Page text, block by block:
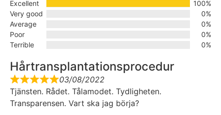
Excellent
100%
Very good
0%
Average
0%
Poor
0%
Terrible
0%
Hårtransplantationsprocedur
03/08/2022
Tjänsten. Rådet. Tålamodet. Tydligheten.
Transparensen. Vart ska jag börja?